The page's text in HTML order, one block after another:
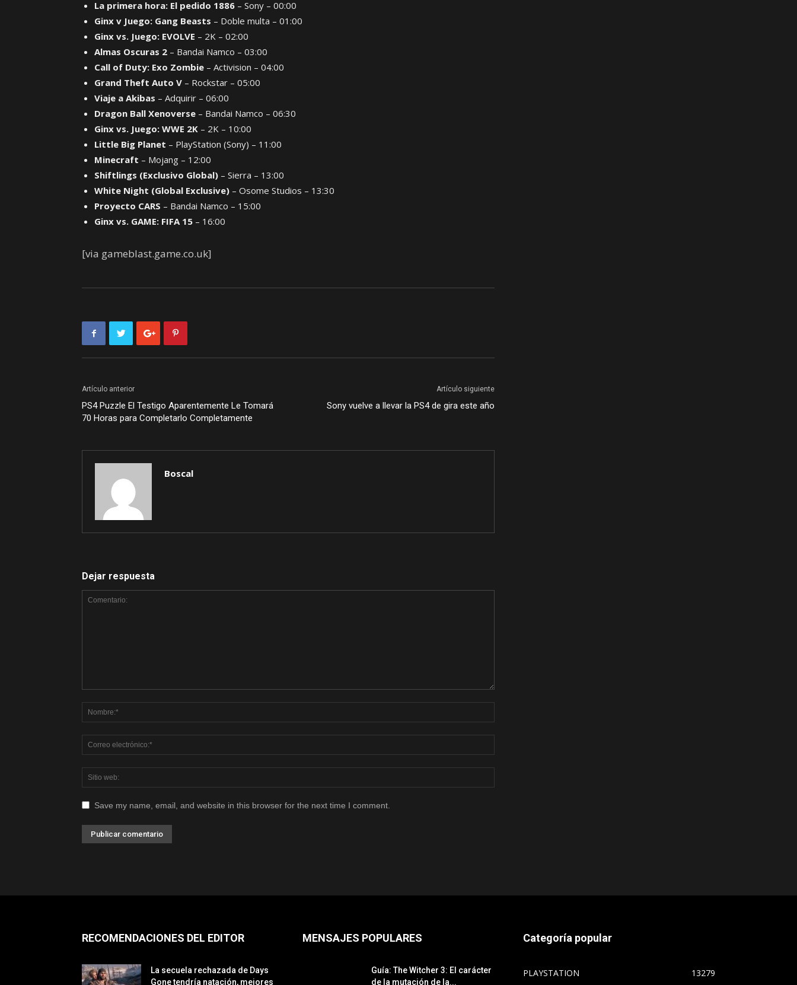
La primera hora: El pedido 1886 – Sony – 00:00
Ginx v Juego: Gang Beasts – Doble multa – 01:00
Ginx vs. Juego: EVOLVE – 2K – 02:00
Almas Oscuras 2 – Bandai Namco – 03:00
Call of Duty: Exo Zombie – Activision – 04:00
Grand Theft Auto V – Rockstar – 05:00
Viaje a Akibas – Adquirir – 06:00
Dragon Ball Xenoverse – Bandai Namco – 06:30
Ginx vs. Juego: WWE 2K – 2K – 10:00
Little Big Planet – PlayStation (Sony) – 11:00
Minecraft – Mojang – 12:00
Shiftlings (Exclusivo Global) – Sierra – 13:00
White Night (Global Exclusive) – Osome Studios – 13:30
Proyecto CARS – Bandai Namco – 15:00
Ginx vs. GAME: FIFA 15 – 16:00
[via gameblast.game.co.uk]
Artículo anterior
PS4 Puzzle El Testigo Aparentemente Le Tomará
70 Horas para Completarlo Completamente
Artículo siguiente
Sony vuelve a llevar la PS4 de gira este año
Boscal
Dejar respuesta
Save my name, email, and website in this browser for the next time I comment.
RECOMENDACIONES DEL EDITOR
La secuela rechazada de Days
Gone tendría natación, mejores
MENSAJES POPULARES
Guía: The Witcher 3: El carácter
de la mutación de la...
Categoría popular
PLAYSTATION 13279